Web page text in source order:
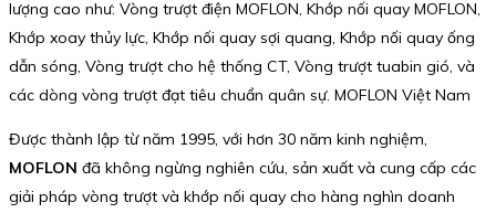
lượng cao như: Vòng trượt điện MOFLON, Khớp nối quay MOFLON,
Khớp xoay thủy lực, Khớp nối quay sợi quang, Khớp nối quay ống
dẫn sóng, Vòng trượt cho hệ thống CT, Vòng trượt tuabin gió, và
các dòng vòng trượt đạt tiêu chuẩn quân sự. MOFLON Việt Nam
Được thành lập từ năm 1995, với hơn 30 năm kinh nghiệm,
MOFLON đã không ngừng nghiên cứu, sản xuất và cung cấp các
giải pháp vòng trượt và khớp nối quay cho hàng nghìn doanh